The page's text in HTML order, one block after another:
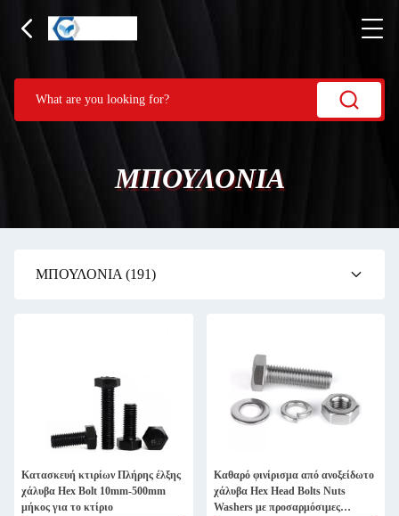
ΜΠΟΥΛΟΝΙΑ
ΜΠΟΥΛΟΝΙΑ (191)
Κατασκευή κτιρίων Πλήρης έλξης
χάλυβα Hex Bolt 10mm-500mm
μήκος για το κτίριο
Καθαρό φινίρισμα από ανοξείδωτο
χάλυβα Hex Head Bolts Nuts
Washers με προσαρμόσιμες